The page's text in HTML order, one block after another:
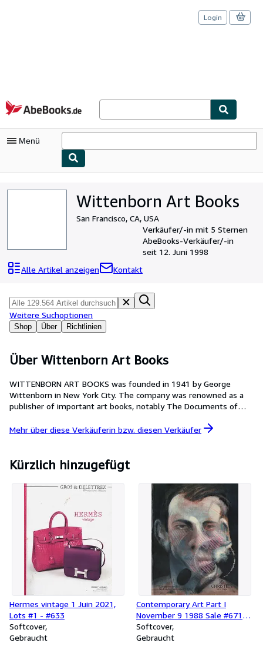
Zum Hauptinhalt
AbeBooks.de
Login
Menü
Meine Bestellungen
Sammlungen
Kunst & Sammlerstücke
Verkäufer
SCHLIESSEN
Wittenborn Art Books
San Francisco, CA, USA
Verkäufer/-in mit 5 Sternen
AbeBooks-Verkäufer/-in
seit 12. Juni 1998
Alle Artikel anzeigen
Kontakt
Shop Über Richtlinien
Weitere Suchoptionen
Über Wittenborn Art Books
WITTENBORN ART BOOKS was founded in 1941 by George
Wittenborn in New York City. The company was renowned as a
publisher of important art books, notably The Documents of
1996, Wittenborn merged with Alan Wofsy Fine Arts of San
ephemera. Wittenborn also publishes and distributes works with
original graphics. Distributed art reference publications are
diverse and include the Harvard bibliographies of illustrated
books of the Renaissance in France and Italy; the corpus of
European Stained Glass in America; and a wide range of
catalogues raisonnés and other art reference works. Distributed
graphics include a large selection of works by Leonard Baskin,
Ben Shahn, Jack Levine and Frank Lloyd Wright among others.
Mehr über diese Verkäuferin bzw. diesen Verkäufer
Kürzlich hinzugefügt
Hermes vintage 1 Juin 2021,
Lots #1 - #633
Softcover
Gebraucht
Contemporary Art Part I
November 9 1988 Sale #6712
Lots #33 - #89
Softcover
Gebraucht